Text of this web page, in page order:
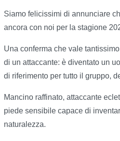
Siamo felicissimi di annunciare
ancora con noi per la stagione
Una conferma che vale
di un attaccante: è diventato un
di riferimento per tutto il gruppo,
Mancino raffinato, attaccante
piede sensibile capace di
naturalezza.